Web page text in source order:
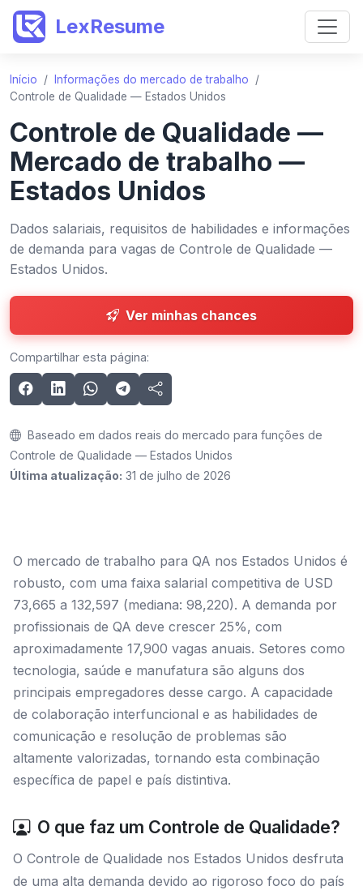
LexResume
Início / Informações do mercado de trabalho
/
Controle de Qualidade — Estados Unidos
Controle de Qualidade —
Mercado de trabalho —
Estados Unidos
Dados salariais, requisitos de habilidades e informações
de demanda para vagas de Controle de Qualidade —
Estados Unidos.
Ver minhas chances
Compartilhar esta página:
Baseado em dados reais do mercado para funções de
Controle de Qualidade — Estados Unidos
Última atualização: 31 de julho de 2026
O mercado de trabalho para QA nos Estados Unidos é
robusto, com uma faixa salarial competitiva de USD
73,665 a 132,597 (mediana: 98,220). A demanda por
profissionais de QA deve crescer 25%, com
aproximadamente 17,900 vagas anuais. Setores como
tecnologia, saúde e manufatura são alguns dos
principais empregadores desse cargo. A capacidade
de colaboração interfuncional e as habilidades de
comunicação e resolução de problemas são
altamente valorizadas, tornando esta combinação
específica de papel e país distintiva.
O que faz um Controle de Qualidade?
O Controle de Qualidade nos Estados Unidos desfruta
de uma alta demanda devido ao rigoroso foco do país